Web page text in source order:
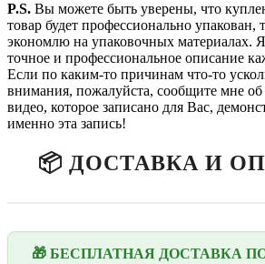
P.S. Вы можете быть уверены, что
товар будет профессионально упакован,
экономлю на упаковочных материалах.
точное и профессиональное описание
Если по каким-то причинам что-то
внимания, пожалуйста, сообщите мне
видео, которое записано для Вас,
именно эта запись!
📦 ДОСТАВКА И
🎁 БЕСПЛАТНАЯ ДОСТАВКА